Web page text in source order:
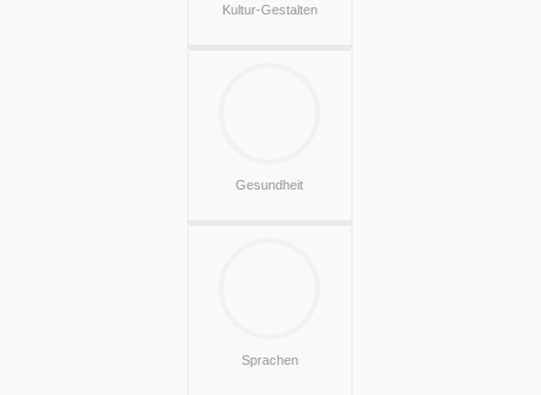
Kultur-Gestalten
Gesundheit
Sprachen